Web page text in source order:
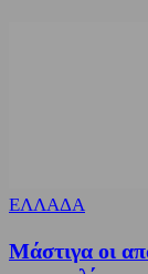
ΕΛΛΑΔΑ
Μάστιγα οι